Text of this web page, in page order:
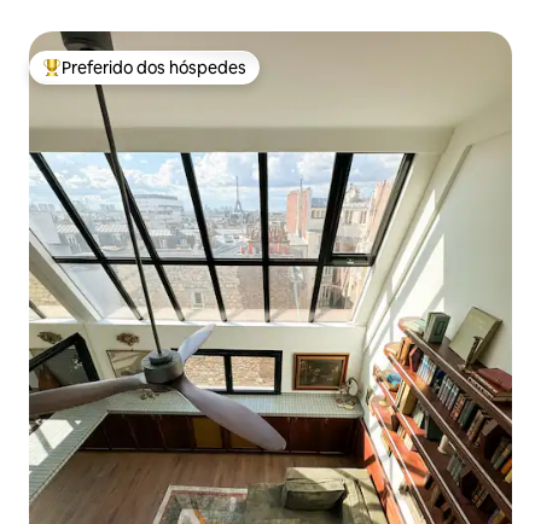
Entre os melhores preferidos dos hóspedes
Preferido dos hóspedes